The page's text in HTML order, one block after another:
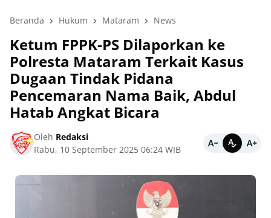
Beranda Hukum Mataram News
Ketum FPPK-PS Dilaporkan ke
Polresta Mataram Terkait Kasus
Dugaan Tindak Pidana
Pencemaran Nama Baik, Abdul
Hatab Angkat Bicara
Oleh Redaksi
Rabu, 10 September 2025 06:24 WIB